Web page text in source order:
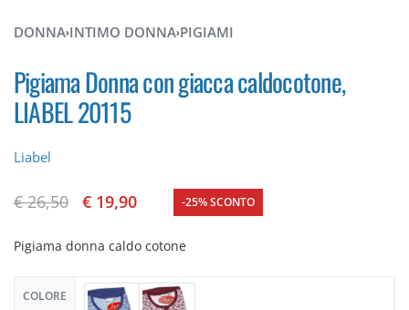
DONNA›INTIMO DONNA›PIGIAMI
Pigiama Donna con giacca caldocotone,
LIABEL 20115
Liabel
€26,50 € 19,90 -25% SCONTO
Pigiama donna caldo cotone
COLORE